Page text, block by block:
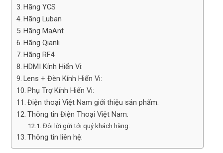
Hãng YCS
Hãng Luban
Hãng MaAnt
Hãng Qianli
Hãng RF4
HDMI Kính Hiển Vi:
Lens + Đèn Kính Hiển Vi:
Phụ Trợ Kính Hiển Vi:
Điện thoại Việt Nam giới thiệu sản phẩm:
Thông tin Điện Thoại Việt Nam:
Đôi lời gửi tới quý khách hàng:
Thông tin liên hệ: